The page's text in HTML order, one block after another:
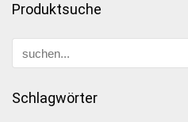
Produktsuche
Schlagwörter